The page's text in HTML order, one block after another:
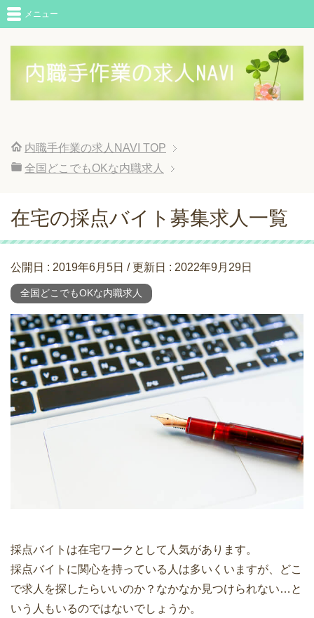
メニュー
内職手作業の求人NAVI TOP
全国どこでもOKな内職求人
在宅の採点バイト募集求人一覧
公開日 : 2019年6月5日 / 更新日 : 2022年9月29日
全国どこでもOKな内職求人
採点バイトは在宅ワークとして人気があります。
採点バイトに関心を持っている人は多いくいますが、どこ
で求人を探したらいいのか？なかなか見つけられない…と
いう人もいるのではないでしょうか。